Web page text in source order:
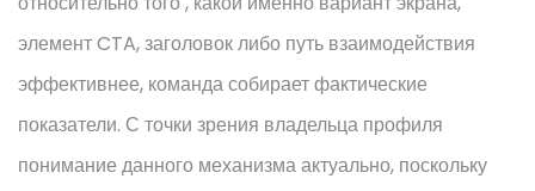
элемент CTA, заголовок либо путь взаимодействия
эффективнее, команда собирает фактические
показатели. С точки зрения владельца профиля
понимание данного механизма актуально, поскольку